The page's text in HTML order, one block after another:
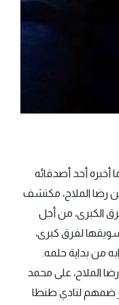
أخبره أحد أصدقائه
رضا الملاح، مكتشف
الكبرى، من أجل
لفرق كبرى،
من بداية حلمه.
الملاح، على محمد
وقرر ضمهم لنادي طنطا